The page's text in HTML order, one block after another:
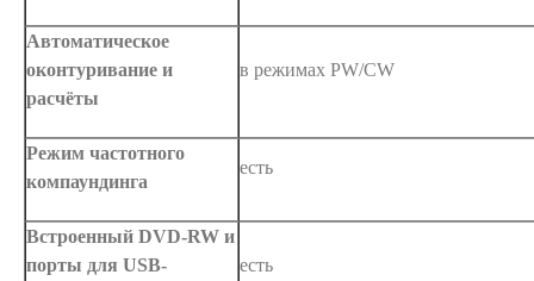
Автоматическое
оконтуривание и
расчёты
в режимах PW/CW
Режим частотного
компаундинга
есть
Встроенный DVD-RW и
порты для USB-
есть